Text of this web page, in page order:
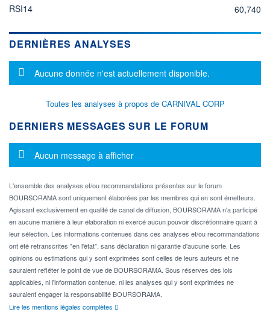
RSI14
60,740
DERNIÈRES ANALYSES
Message d'information
Aucune donnée n'est actuellement disponible.
Toutes les analyses à propos de CARNIVAL CORP
DERNIERS MESSAGES SUR LE FORUM
Message d'information
Aucun message à afficher
L'ensemble des analyses et/ou recommandations présentes sur le forum
BOURSORAMA sont uniquement élaborées par les membres qui en sont émetteurs.
Agissant exclusivement en qualité de canal de diffusion, BOURSORAMA n'a participé
en aucune manière à leur élaboration ni exercé aucun pouvoir discrétionnaire quant à
leur sélection. Les informations contenues dans ces analyses et/ou recommandations
ont été retranscrites "en l'état", sans déclaration ni garantie d'aucune sorte. Les
opinions ou estimations qui y sont exprimées sont celles de leurs auteurs et ne
sauraient refléter le point de vue de BOURSORAMA. Sous réserves des lois
applicables, ni l'information contenue, ni les analyses qui y sont exprimées ne
sauraient engager la responsabilité BOURSORAMA.
Lire les mentions légales complètes